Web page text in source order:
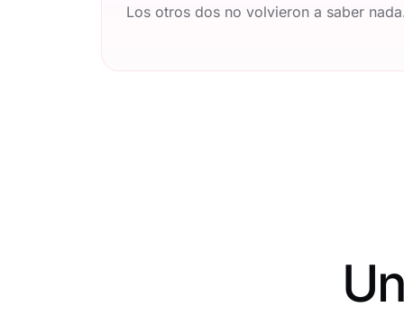
Los otros dos no volvieron a saber